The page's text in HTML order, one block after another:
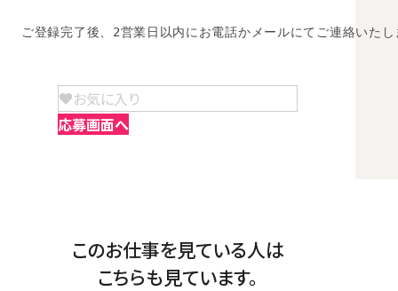
ご登録完了後、2営業日以内にお電話かメールにてご連絡いたし
お気に入り
応募画面へ
このお仕事を見ている人は
こちらも見ています。